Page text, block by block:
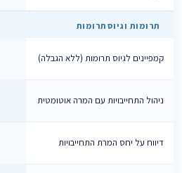
תרומות וגיוס תרומות
קמפיינים לגיוס תרומות (ללא הגבלה)
ניהול התחייבויות עם המרה אוטומטית
דיווח על יחס המרת התחייבויות